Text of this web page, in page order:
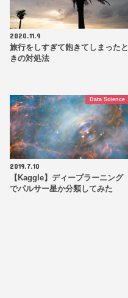
2020.11.9
旅行をしすぎて飽きてしまったと
きの対処法
Data Science
2019.7.10
【Kaggle】ディープラーニング
でパルサー星か分類してみた